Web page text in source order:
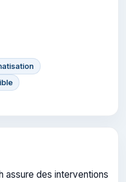
assure des interventions